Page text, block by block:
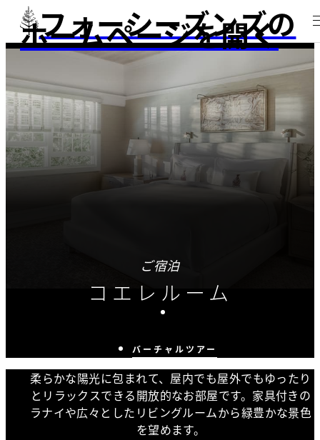
フォーシーズンズの
ホームページを開く
ご宿泊
コエレルーム
バーチャルツアー
柔らかな陽光に包まれて、屋内でも屋外でもゆったり
とリラックスできる開放的なお部屋です。家具付きの
ラナイや広々としたリビングルームから緑豊かな景色
を望めます。